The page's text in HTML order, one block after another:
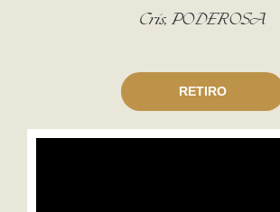
Cris, PODEROSA
RETIRO